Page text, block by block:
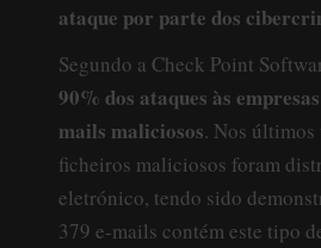
ataque por parte dos
Segundo a Check Point
90% dos ataques às
mails maliciosos. Nos
ficheiros maliciosos foram
eletrónico, tendo sido
379 e-mails contém este tipo